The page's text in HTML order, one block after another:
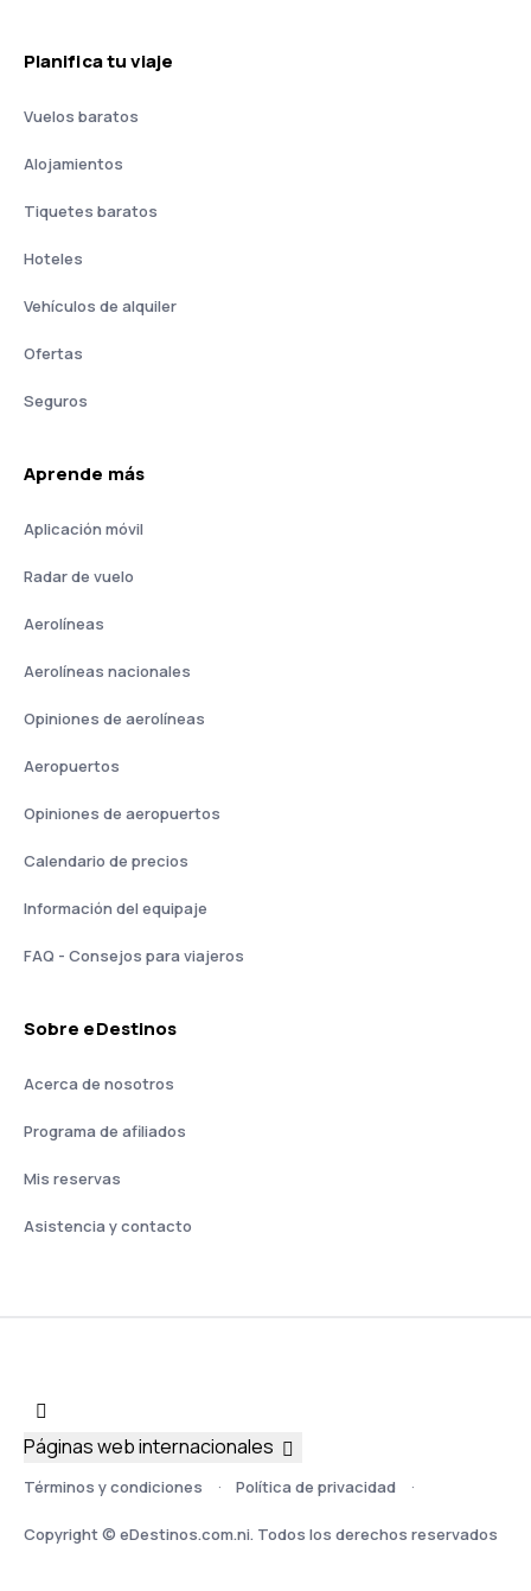
Planifica tu viaje
Vuelos baratos
Alojamientos
Tiquetes baratos
Hoteles
Vehículos de alquiler
Ofertas
Seguros
Aprende más
Aplicación móvil
Radar de vuelo
Aerolíneas
Aerolíneas nacionales
Opiniones de aerolíneas
Aeropuertos
Opiniones de aeropuertos
Calendario de precios
Información del equipaje
FAQ - Consejos para viajeros
Sobre eDestinos
Acerca de nosotros
Programa de afiliados
Mis reservas
Asistencia y contacto
Términos y condiciones Política de privacidad
Copyright © eDestinos.com.ni. Todos los derechos reservados
Páginas web internacionales